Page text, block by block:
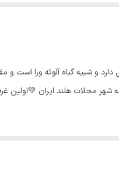
و شبیه گیاه آلوئه ورا است
هلند ایران 💚اولین غرفه